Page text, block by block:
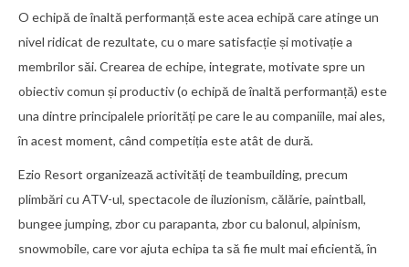
O echipă de înaltă performanță este acea echipă care atinge un
nivel ridicat de rezultate, cu o mare satisfacție și motivație a
membrilor săi. Crearea de echipe, integrate, motivate spre un
obiectiv comun și productiv (o echipă de înaltă performanță) este
una dintre principalele priorități pe care le au companiile, mai ales,
în acest moment, când competiția este atât de dură.
Ezio Resort organizează activități de teambuilding, precum
plimbări cu ATV-ul, spectacole de iluzionism, călărie, paintball,
bungee jumping, zbor cu parapanta, zbor cu balonul, alpinism,
snowmobile, care vor ajuta echipa ta să fie mult mai eficientă, în